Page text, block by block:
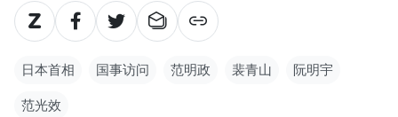
日本首相 国事访问 范明政 裴青山 阮明宇
范光效